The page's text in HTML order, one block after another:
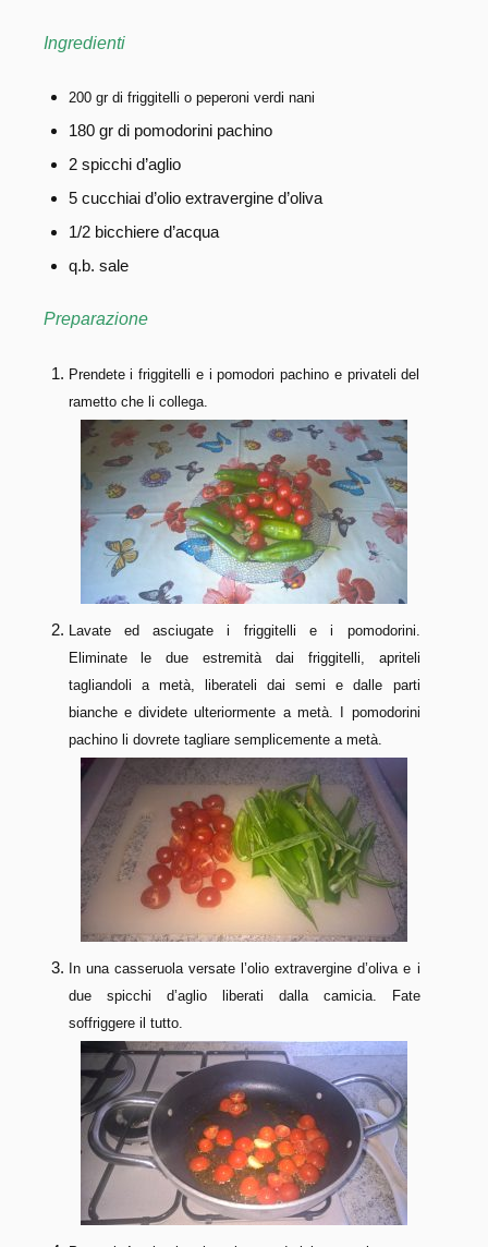
Ingredienti
200 gr di friggitelli o peperoni verdi nani
180 gr di pomodorini pachino
2 spicchi d’aglio
5 cucchiai d’olio extravergine d’oliva
1/2 bicchiere d’acqua
q.b. sale
Preparazione
Prendete i friggitelli e i pomodori pachino e privateli del
rametto che li collega.
Lavate ed asciugate i friggitelli e i pomodorini.
Eliminate le due estremità dai friggitelli, apriteli
tagliandoli a metà, liberateli dai semi e dalle parti
bianche e dividete ulteriormente a metà. I pomodorini
pachino li dovrete tagliare semplicemente a metà.
In una casseruola versate l’olio extravergine d’oliva e i
due spicchi d’aglio liberati dalla camicia. Fate
soffriggere il tutto.